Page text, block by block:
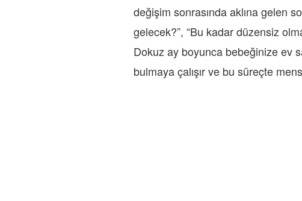
değişim sonrasında aklına gelen
gelecek?”, “Bu kadar düzensiz
Dokuz ay boyunca bebeğinize ev
bulmaya çalışır ve bu süreçte